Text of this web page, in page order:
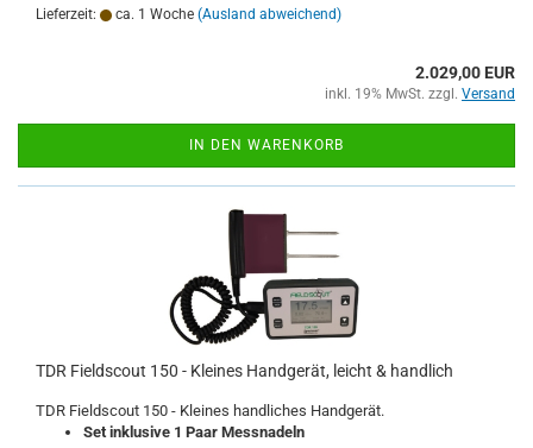
Lieferzeit: ca. 1 Woche (Ausland abweichend)
2.029,00 EUR
inkl. 19% MwSt. zzgl. Versand
IN DEN WARENKORB
TDR Fieldscout 150 - Kleines Handgerät, leicht & handlich
TDR Fieldscout 150 - Kleines handliches Handgerät.
Set inklusive 1 Paar Messnadeln